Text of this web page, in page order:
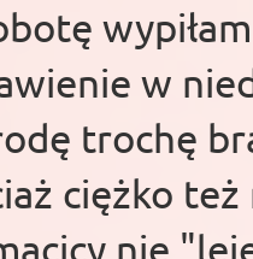
w
trochę
ciężko
nie